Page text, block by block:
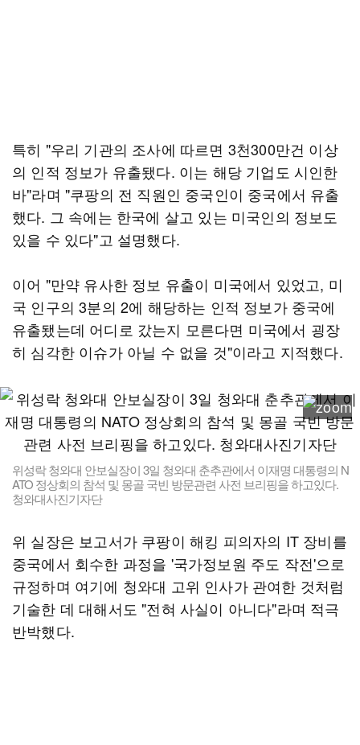
특히 "우리 기관의 조사에 따르면 3천300만건 이상
의 인적 정보가 유출됐다. 이는 해당 기업도 시인한
바"라며 "쿠팡의 전 직원인 중국인이 중국에서 유출
했다. 그 속에는 한국에 살고 있는 미국인의 정보도
있을 수 있다"고 설명했다.
이어 "만약 유사한 정보 유출이 미국에서 있었고, 미
국 인구의 3분의 2에 해당하는 인적 정보가 중국에
유출됐는데 어디로 갔는지 모른다면 미국에서 굉장
히 심각한 이슈가 아닐 수 없을 것"이라고 지적했다.
위성락 청와대 안보실장이 3일 청와대 춘추관에서 이재명 대통령의 N
ATO 정상회의 참석 및 몽골 국빈 방문관련 사전 브리핑을 하고있다.
청와대사진기자단
위 실장은 보고서가 쿠팡이 해킹 피의자의 IT 장비를
중국에서 회수한 과정을 '국가정보원 주도 작전'으로
규정하며 여기에 청와대 고위 인사가 관여한 것처럼
기술한 데 대해서도 "전혀 사실이 아니다"라며 적극
반박했다.